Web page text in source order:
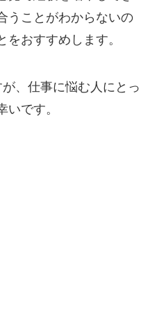
うことがわからないの
おすすめします。
、仕事に悩む人にとっ
です。